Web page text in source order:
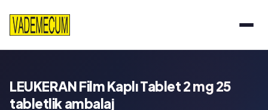
LEUKERAN Film Kaplı Tablet 2 mg 25
tabletlik ambalaj